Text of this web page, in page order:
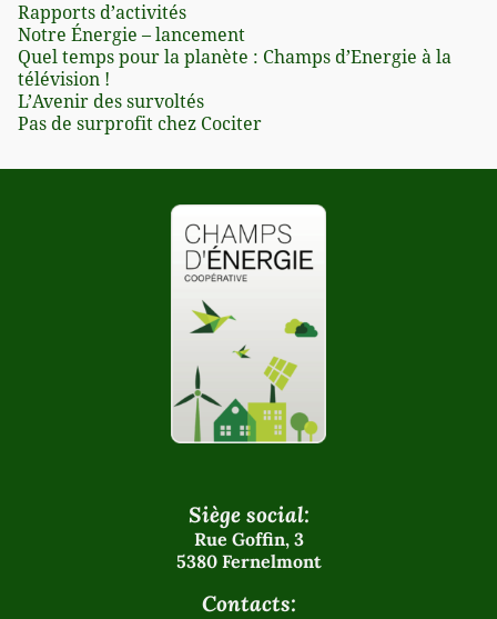
Rapports d’activités
Notre Énergie – lancement
Quel temps pour la planète : Champs d’Energie à la
télévision !
L’Avenir des survoltés
Pas de surprofit chez Cociter
Siège social:
Rue Goffin, 3
5380 Fernelmont
Contacts: